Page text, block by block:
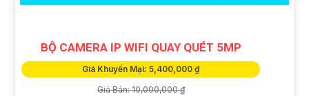
BỘ CAMERA IP WIFI QUAY QUÉT 5MP
Giá Khuyến Mại: 5,400,000 ₫
Giá Bán: 10,000,000 ₫